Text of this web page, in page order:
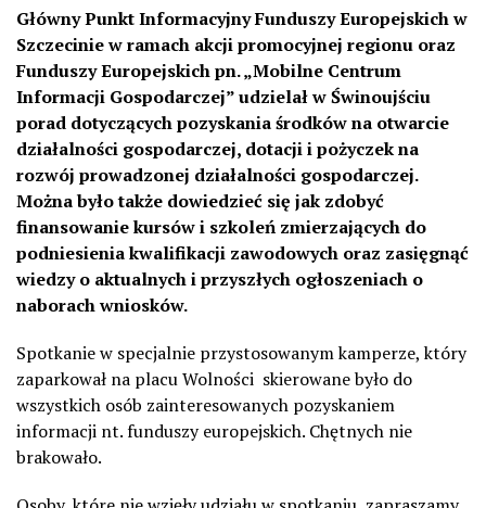
Główny Punkt Informacyjny Funduszy Europejskich w
Szczecinie w ramach akcji promocyjnej regionu oraz
Funduszy Europejskich pn. „Mobilne Centrum
Informacji Gospodarczej” udzielał w Świnoujściu
porad dotyczących pozyskania środków na otwarcie
działalności gospodarczej, dotacji i pożyczek na
rozwój prowadzonej działalności gospodarczej.
Można było także dowiedzieć się jak zdobyć
finansowanie kursów i szkoleń zmierzających do
podniesienia kwalifikacji zawodowych oraz zasięgnąć
wiedzy o aktualnych i przyszłych ogłoszeniach o
naborach wniosków.
Spotkanie w specjalnie przystosowanym kamperze, który
zaparkował na placu Wolności skierowane było do
wszystkich osób zainteresowanych pozyskaniem
informacji nt. funduszy europejskich. Chętnych nie
brakowało.